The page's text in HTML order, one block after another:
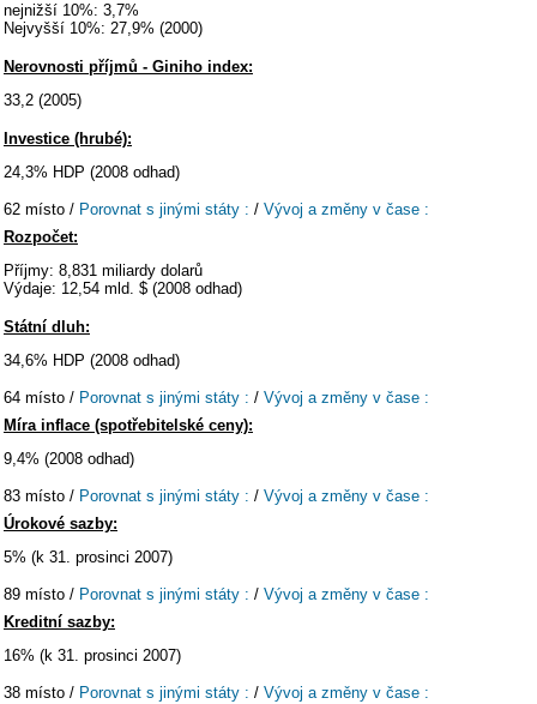
nejnižší 10%: 3,7%
Nejvyšší 10%: 27,9% (2000)
Nerovnosti příjmů - Giniho index:
33,2 (2005)
Investice (hrubé):
24,3% HDP (2008 odhad)
62 místo / Porovnat s jinými státy : / Vývoj a změny v čase :
Rozpočet:
Příjmy: 8,831 miliardy dolarů
Výdaje: 12,54 mld. $ (2008 odhad)
Státní dluh:
34,6% HDP (2008 odhad)
64 místo / Porovnat s jinými státy : / Vývoj a změny v čase :
Míra inflace (spotřebitelské ceny):
9,4% (2008 odhad)
83 místo / Porovnat s jinými státy : / Vývoj a změny v čase :
Úrokové sazby:
5% (k 31. prosinci 2007)
89 místo / Porovnat s jinými státy : / Vývoj a změny v čase :
Kreditní sazby:
16% (k 31. prosinci 2007)
38 místo / Porovnat s jinými státy : / Vývoj a změny v čase :